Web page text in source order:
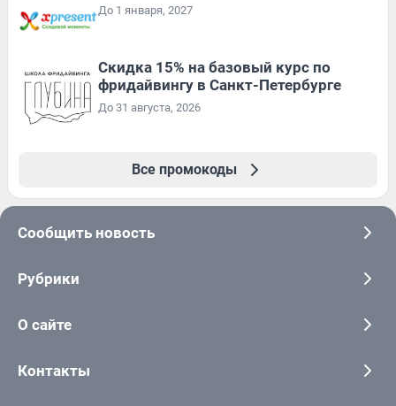
До 1 января, 2027
Скидка 15% на базовый курс по
фридайвингу в Санкт-Петербурге
До 31 августа, 2026
Все промокоды
Сообщить новость
Рубрики
О сайте
Контакты